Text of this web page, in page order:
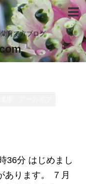
育て方ブログ
36分 はじめまし
あります。 ７月